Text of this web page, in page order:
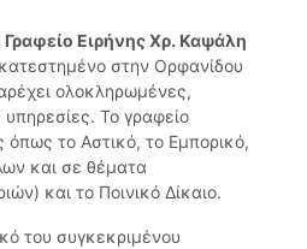
Ειρήνης Χρ. Καψάλη
στην Ορφανίδου
ολοκληρωμένες,
Το γραφείο
όπως το Αστικό, το Εμπορικό,
και σε θέματα
και το Ποινικό Δίκαιο.
του συγκεκριμένου